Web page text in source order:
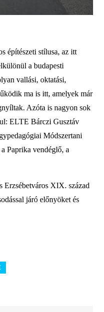
építészeti stílusa, az itt
a budapesti
vallási, oktatási,
ma is itt, amelyek már
Azóta is nagyon sok
ELTE Bárczi Gusztáv
Módszertani
Paprika vendéglő, a
Erzsébetváros XIX. század
járó előnyöket és